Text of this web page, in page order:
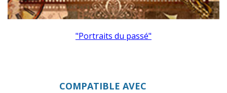
"Portraits du passé"
COMPATIBLE AVEC